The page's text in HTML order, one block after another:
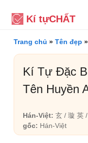
Kí tựCHẤT
Trang chủ » Tên đẹp »
Kí Tự Đặc
Tên Huyền
Hán-Việt: 玄 / 璇 英
gốc: Hán-Việt